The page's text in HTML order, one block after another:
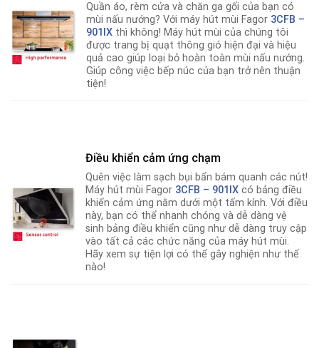
Quần áo, rèm cửa và chăn ga gối của bạn có
mùi nấu nướng? Với máy hút mùi Fagor 3CFB –
901IX thì không! Máy hút mùi của chúng tôi
được trang bị quạt thông gió hiện đại và hiệu
quả cao giúp loại bỏ hoàn toàn mùi nấu nướng.
Giúp công việc bếp núc của bạn trở nên thuận
tiện!
Điều khiển cảm ứng chạm
Quên việc làm sạch bụi bẩn bám quanh các nút!
Máy hút mùi Fagor 3CFB – 901IX có bảng điều
khiển cảm ứng nằm dưới một tấm kính. Với điều
này, bạn có thể nhanh chóng và dễ dàng vệ
sinh bảng điều khiển cũng như dễ dàng truy cập
vào tất cả các chức năng của máy hút mùi.
Hãy xem sự tiện lợi có thể gây nghiện như thế
nào!